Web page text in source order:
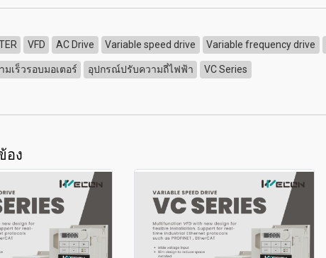
VFD AC Drive Variable speed drive Variable frequency drive
เร็วรอบมอเตอร์ อุปกรณ์ปรับความถี่ไฟฟ้า VC Series
อง